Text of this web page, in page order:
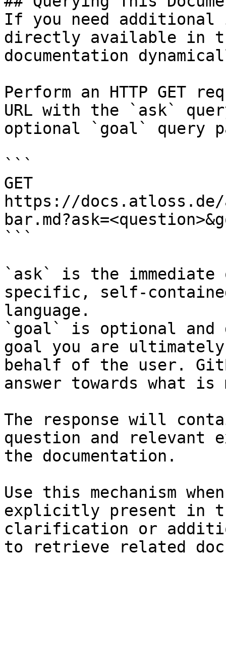
If you need
directly available in
documentation
Perform an HTTP GET
URL with the `ask`
optional `goal` query
```
GET
https://docs.atloss.de/
```
`ask` is the
specific, self-
language.
`goal` is optional and
goal you are
behalf of the user.
answer towards what
The response will
question and relevant
the documentation.
Use this mechanism
explicitly present in
clarification or